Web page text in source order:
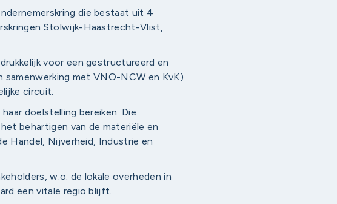
die bestaat uit 4
Stolwijk-Haastrecht-Vlist,
voor een gestructureerd en
samenwerking met VNO-NCW en KvK)
circuit.
doelstelling bereiken. Die
behartigen van de materiële en
Handel, Nijverheid, Industrie en
w.o. de lokale overheden in
een vitale regio blijft.